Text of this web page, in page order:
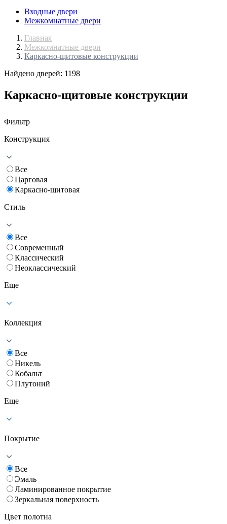
Входные двери
Межкомнатные двери
Главная
Межкомнатные двери
Каркасно-щитовые конструкции
Найдено дверей: 1198
Каркасно-щитовые конструкции
Фильтр
Конструкция
Все
Царговая
Каркасно-щитовая
Стиль
Все
Современный
Классический
Неоклассический
Еще
Коллекция
Все
Никель
Кобальт
Плутоний
Еще
Покрытие
Все
Эмаль
Ламинированное покрытие
Зеркальная поверхность
Цвет полотна